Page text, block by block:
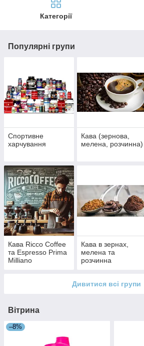
Категорії
Популярні групи
Спортивне
харчування
Кава (зернова,
мелена, розчинна)
Кава Ricco Coffee
та Espresso Prima
Milliano
Кава в зернах,
мелена та
розчинна
Дивитися всі групи
Вітрина
–8%